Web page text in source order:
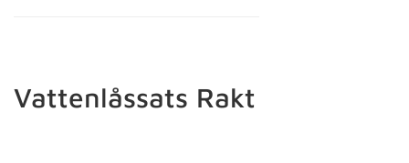
Vattenlåssats Rakt